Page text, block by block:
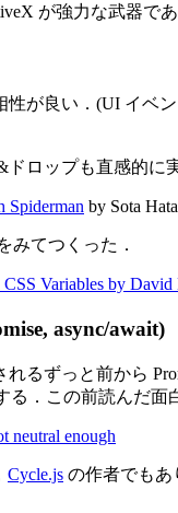
が強力な武器で
性が良い．(UI イベ
ロップも直感的に
Spiderman by Sota
みてつくった．
Variables by David
async/await)
れるずっと前から
る．この前読んだ
neutral enough
Cycle.js の作者でもあ